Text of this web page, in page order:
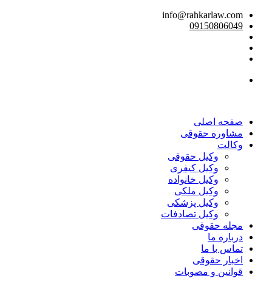
info@rahkarlaw.com
09150806049
صفحه اصلی
مشاوره حقوقی
وکالت
وکیل حقوقی
وکیل کیفری
وکیل خانواده
وکیل ملکی
وکیل پزشکی
وکیل تصادفات
مجله حقوقی
درباره ما
تماس با ما
اخبار حقوقی
قوانین و مصوبات